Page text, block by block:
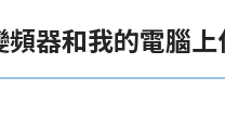
器和我的電腦